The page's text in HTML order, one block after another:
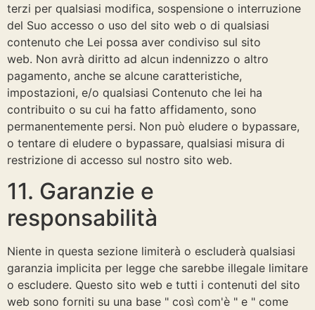
terzi per qualsiasi modifica, sospensione o interruzione
del Suo accesso o uso del sito web o di qualsiasi
contenuto che Lei possa aver condiviso sul sito
web. Non avrà diritto ad alcun indennizzo o altro
pagamento, anche se alcune caratteristiche,
impostazioni, e/o qualsiasi Contenuto che lei ha
contribuito o su cui ha fatto affidamento, sono
permanentemente persi. Non può eludere o bypassare,
o tentare di eludere o bypassare, qualsiasi misura di
restrizione di accesso sul nostro sito web.
11. Garanzie e
responsabilità
Niente in questa sezione limiterà o escluderà qualsiasi
garanzia implicita per legge che sarebbe illegale limitare
o escludere. Questo sito web e tutti i contenuti del sito
web sono forniti su una base " così com'è " e " come